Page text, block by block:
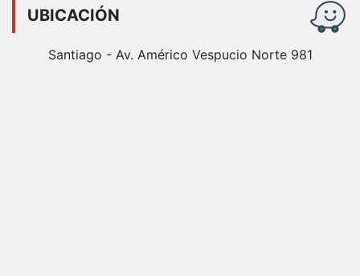
UBICACIÓN
Santiago - Av. Américo Vespucio Norte 981